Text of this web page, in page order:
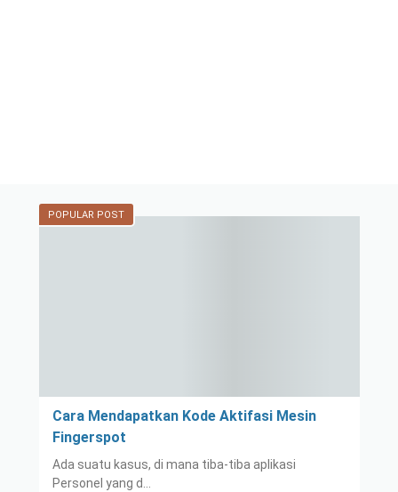
POPULAR POST
Cara Mendapatkan Kode Aktifasi Mesin
Fingerspot
Ada suatu kasus, di mana tiba-tiba aplikasi
Personel yang d…